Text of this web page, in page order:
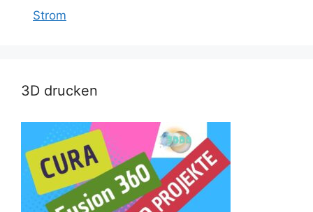
Strom
3D drucken